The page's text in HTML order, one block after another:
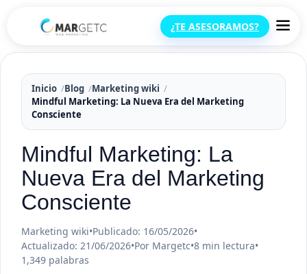
¿TE ASESORAMOS?
Inicio Blog
Marketing wiki
Mindful Marketing: La Nueva Era del Marketing
Consciente
Mindful Marketing: La
Nueva Era del Marketing
Consciente
Marketing wiki•Publicado: 16/05/2026•
Actualizado: 21/06/2026•Por Margetc•8 min lectura•
1,349 palabras